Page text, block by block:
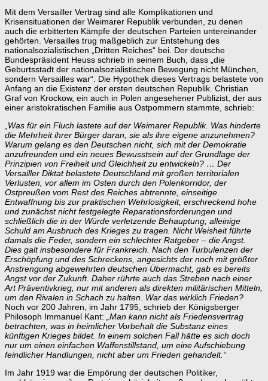
Mit dem Versailler Vertrag sind alle Komplikationen und
Krisensituationen der Weimarer Republik verbunden, zu denen
auch die erbitterten Kämpfe der deutschen Parteien untereinander
gehörten. Versailles trug maßgeblich zur Entstehung des
nationalsozialistischen „Dritten Reiches“ bei. Der deutsche
Bundespräsident Heuss schrieb in seinem Buch, dass „die
Geburtsstadt der nationalsozialistischen Bewegung nicht München,
sondern Versailles war“. Die Hypothek dieses Vertrags belastete von
Anfang an die Existenz der ersten deutschen Republik. Christian
Graf von Krockow, ein auch in Polen angesehener Publizist, der aus
einer aristokratischen Familie aus Ostpommern stammte, schrieb:
„Was für ein Fluch lastete auf der Weimarer Republik. Was hinderte
die Mehrheit ihrer Bürger daran, sie als ihre eigene anzunehmen?
Warum gelang es den Deutschen nicht, sich mit der Demokratie
anzufreunden und ein neues Bewusstsein auf der Grundlage der
Prinzipien von Freiheit und Gleichheit zu entwickeln? … Der
Versailler Diktat belastete Deutschland mit großen territorialen
Verlusten, vor allem im Osten durch den Polenkorridor, der
Ostpreußen vom Rest des Reiches abtrennte, einseitige
Entwaffnung bis zur praktischen Wehrlosigkeit, erschreckend hohe
und zunächst nicht festgelegte Reparationsforderungen und
schließlich die in der Würde verletzende Behauptung, alleinige
Schuld am Ausbruch des Krieges zu tragen. Nicht Weisheit führte
damals die Feder, sondern ein schlechter Ratgeber – die Angst.
Dies galt insbesondere für Frankreich. Nach den Turbulenzen der
Erschöpfung und des Schreckens, angesichts der noch mit größter
Anstrengung abgewehrten deutschen Übermacht, gab es bereits
Angst vor der Zukunft. Daher rührte auch das Streben nach einer
Art Präventivkrieg, nur mit anderen als direkten militärischen Mitteln,
um den Rivalen in Schach zu halten. War das wirklich Frieden?
Noch vor 200 Jahren, im Jahr 1795, schrieb der Königsberger
Philosoph Immanuel Kant: „Man kann nicht als Friedensvertrag
betrachten, was in heimlicher Vorbehalt die Substanz eines
künftigen Krieges bildet. In einem solchen Fall hätte es sich doch
nur um einen einfachen Waffenstillstand, um eine Aufschiebung
feindlicher Handlungen, nicht aber um Frieden gehandelt.“
Im Jahr 1919 war die Empörung der deutschen Politiker,